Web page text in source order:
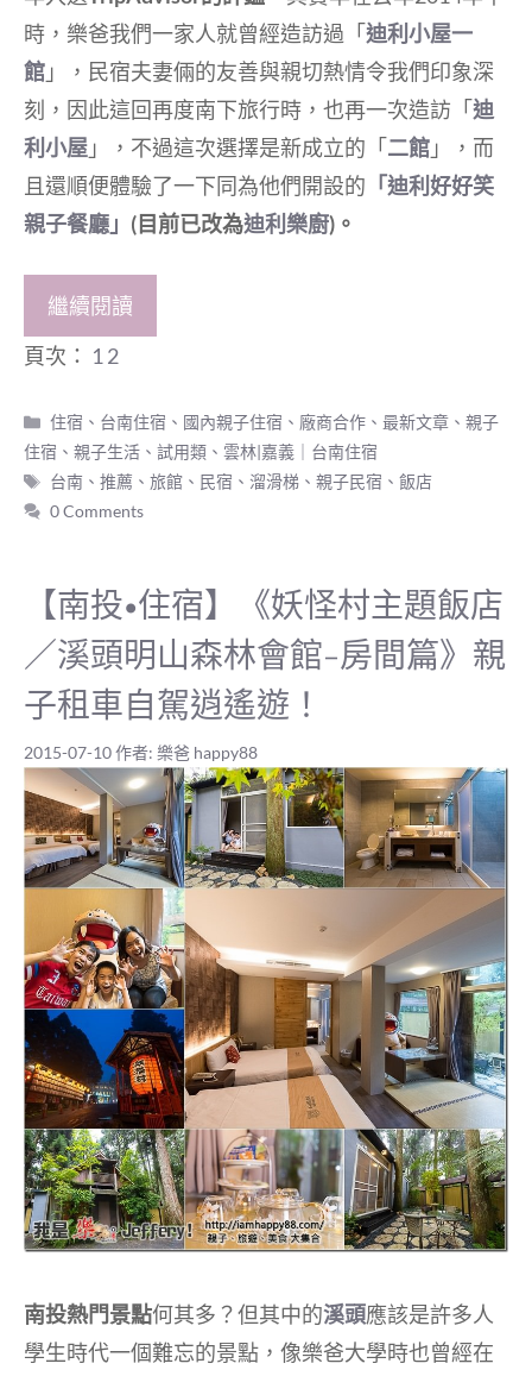
時，樂爸我們一家人就曾經造訪過「迪利小屋一
館 」，民宿夫妻倆的友善與親切熱情令我們印象深
刻，因此這回再度南下旅行時，也再一次造訪「迪
利小屋 」，不過這次選擇是新成立的「二館 」，而
且還順便體驗了一下同為他們開設的 「迪利好好笑
親子餐廳」 (目前已改為迪利樂廚)。
繼續閱讀
頁次： 1 2
分
類
住宿 、 台南住宿 、 國內親子住宿 、 廠商合作 、最新文章 、親子
住宿 、 親子生活 、 試用類 、 雲林|嘉義｜台南住宿
標
籤
台南 、推薦 、旅館 、 民宿 、 溜滑梯 、親子民宿 、飯店
0 Comments
【南投•住宿】《妖怪村主題飯店
／溪頭明山森林會館-房間篇》親
子租車自駕逍遙遊！
2015-07-10作者: 樂爸 happy88
南投熱門景點何其多？但其中的溪頭應該是許多人
學生時代一個難忘的景點，像樂爸大學時也曾經在